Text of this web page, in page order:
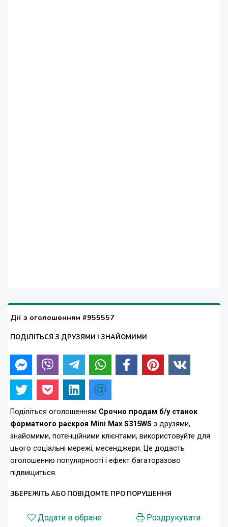
Дії з оголошенням #955557
ПОДІЛІТЬСЯ З ДРУЗЯМИ І ЗНАЙОМИМИ
Поділіться оголошенням Срочно продам б/у станок
форматного раскроя Mini Max S315WS з друзями,
знайомими, потенційними клієнтами, використовуйте для
цього соціальні мережі, месенджери. Це додасть
оголошенню популярності і ефект багаторазово
підвищиться.
ЗБЕРЕЖІТЬ АБО ПОВІДОМТЕ ПРО ПОРУШЕННЯ
Додати в обране Роздрукувати